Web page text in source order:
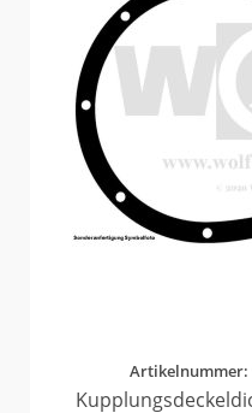
Artikelnummer: